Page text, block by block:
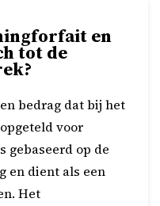
en
tot de
bedrag dat bij het
voor
gebaseerd op de
en dient als een
Het